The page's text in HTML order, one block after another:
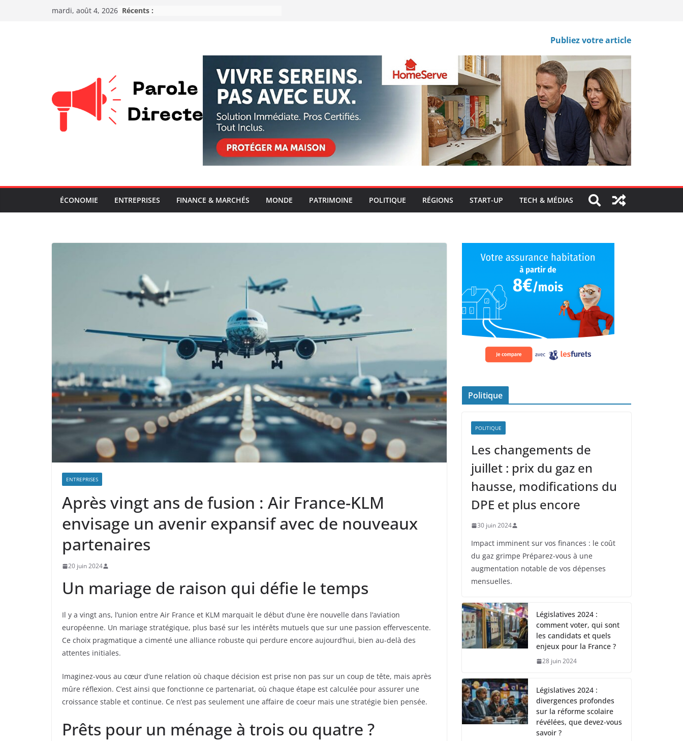
mardi, août 4, 2026 Récents :
Publiez votre article
ÉCONOMIE ENTREPRISES FINANCE & MARCHÉS MONDE PATRIMOINE POLITIQUE RÉGIONS START-UP TECH & MÉDIAS
ENTREPRISES
Après vingt ans de fusion : Air France-KLM
envisage un avenir expansif avec de nouveaux
partenaires
20 juin 2024
Un mariage de raison qui défie le temps
Il y a vingt ans, l’union entre Air France et KLM marquait le début d’une ère nouvelle dans l’aviation
européenne. Un mariage stratégique, plus basé sur les intérêts mutuels que sur une passion effervescente.
Ce choix pragmatique a cimenté une alliance robuste qui perdure encore aujourd’hui, bien au-delà des
attentes initiales.
Imaginez-vous au cœur d’une relation où chaque décision est prise non pas sur un coup de tête, mais après
mûre réflexion. C’est ainsi que fonctionne ce partenariat, où chaque étape est calculée pour assurer une
croissance stable et continue. Ce n’est pas seulement une affaire de coeur mais une stratégie bien pensée.
Prêts pour un ménage à trois ou quatre ?
Politique
POLITIQUE
Les changements de
juillet : prix du gaz en
hausse, modifications du
DPE et plus encore
30 juin 2024
Impact imminent sur vos finances : le coût
du gaz grimpe Préparez-vous à une
augmentation notable de vos dépenses
mensuelles.
Législatives 2024 :
comment voter, qui sont
les candidats et quels
enjeux pour la France ?
28 juin 2024
Législatives 2024 :
divergences profondes
sur la réforme scolaire
révélées, que devez-vous
savoir ?